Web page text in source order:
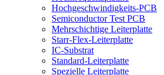
Hochgeschwindigkeits-PCB
Semiconductor Test PCB
Mehrschichtige Leiterplatte
Starr-Flex-Leiterplatte
IC-Substrat
Standard-Leiterplatte
Spezielle Leiterplatte